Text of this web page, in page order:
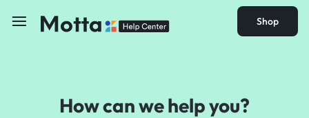
Shop
How can we help you?